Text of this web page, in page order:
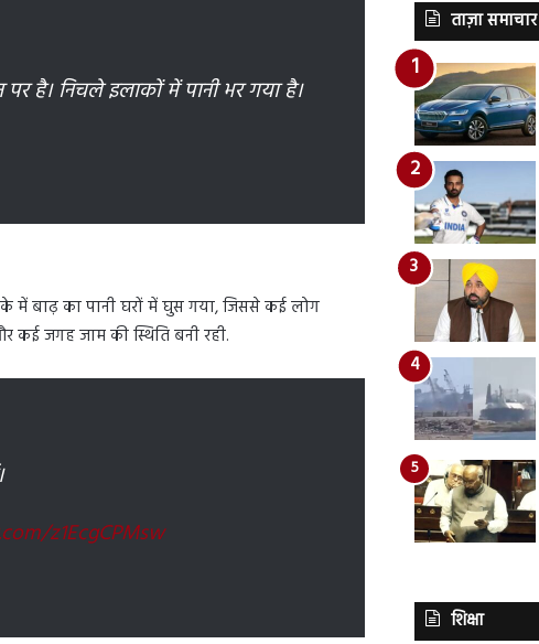
पर है। निचले इलाकों में पानी भर गया है।
में बाढ़ का पानी घरों में घुस गया, जिससे कई लोग
कई जगह जाम की स्थिति बनी रही.
z1EcgCPMsw
ताज़ा समाचार
शिक्षा